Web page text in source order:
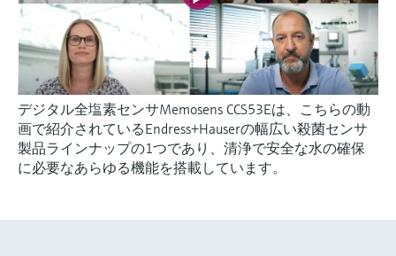
デジタル全塩素センサMemosens CCS53Eは、こちらの動
画で紹介されているEndress+Hauserの幅広い殺菌センサ
製品ラインナップの1つであり、清浄で安全な水の確保
に必要なあらゆる機能を搭載しています。